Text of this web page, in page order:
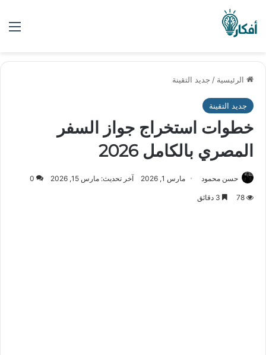
الرئيسية / جديد التقينة
جديد التقينة
خطوات استخراج جواز السفر
المصري بالكامل 2026
حسن محمود مارس 1, 2026 آخر تحديث: مارس 15, 2026 0
78